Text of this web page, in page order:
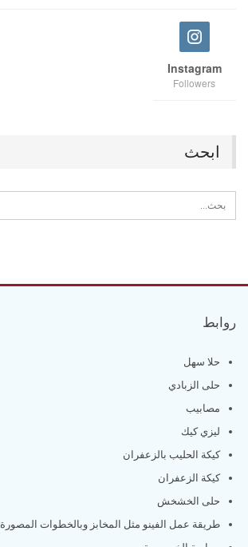
Instagram
Followers
ابحث
روابط
حلا سهل
حلى الزبادي
مصابيب
ليزي كيك
كيكة الحليب بالزعفران
كيكة الزعفران
حلى الخشخش
طريقة عمل الفينو مثل المخابز وبالخطوات المصورة